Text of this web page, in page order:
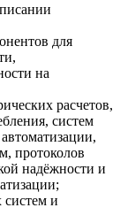
для
на
расчетов,
систем
протоколов
надёжности и
систем и